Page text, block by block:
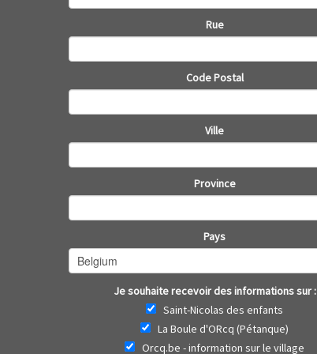
Rue
Code Postal
Ville
Province
Pays
Je souhaite recevoir des informations sur :
Saint-Nicolas des enfants
La Boule d'ORcq (Pétanque)
Orcq.be - information sur le village